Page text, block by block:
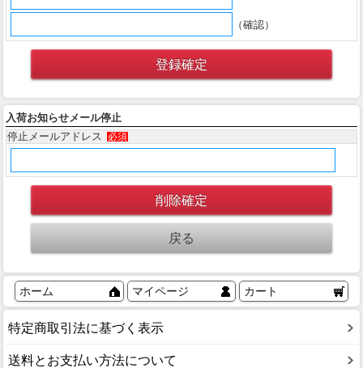
（確認）
入荷お知らせメール停止
停止メールアドレス
必須
ホーム マイページ カート
特定商取引法に基づく表示
送料とお支払い方法について